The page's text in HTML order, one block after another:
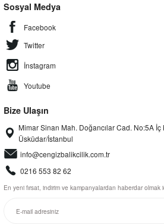
Sosyal Medya
Facebook
Twitter
İnstagram
Youtube
Bize Ulaşın
Mimar Sinan Mah. Doğancılar Cad. No:5A İç
Üsküdar/İstanbul
info@cengizbalikcilik.com.tr
0216 553 82 62
En yeni fırsat, indirim ve kampanyalardan haberdar olmak